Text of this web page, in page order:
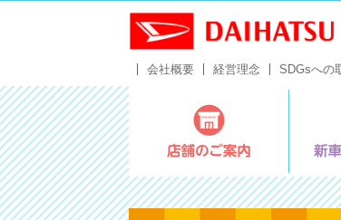
会社概要 経営理念 SDGsへの